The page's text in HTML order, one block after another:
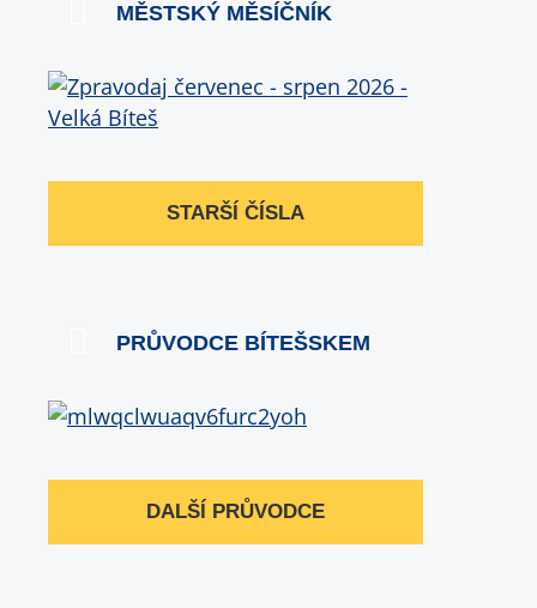
MĚSTSKÝ MĚSÍČNÍK
STARŠÍ ČÍSLA
PRŮVODCE BÍTEŠSKEM
DALŠÍ PRŮVODCE